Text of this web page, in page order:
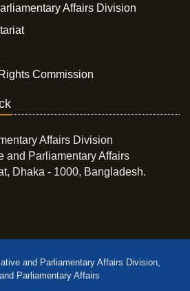
Affairs Division
Commission
Affairs Division
and Parliamentary Affairs
Dhaka - 1000, Bangladesh.
and Parliamentary Affairs Division,
Parliamentary Affairs